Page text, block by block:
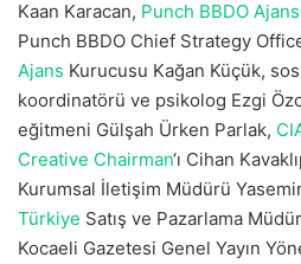
Kaan Karacan, Punch BBDO Ajans
Punch BBDO Chief Strategy
Ajans Kurucusu Kağan Küçük,
koordinatörü ve psikolog Ezgi
eğitmeni Gülşah Ürken Parlak,
Creative Chairman‘ı Cihan
Kurumsal İletişim Müdürü
Türkiye Satış ve Pazarlama
Kocaeli Gazetesi Genel Yayın